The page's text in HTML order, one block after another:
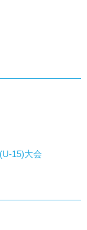
15)大会